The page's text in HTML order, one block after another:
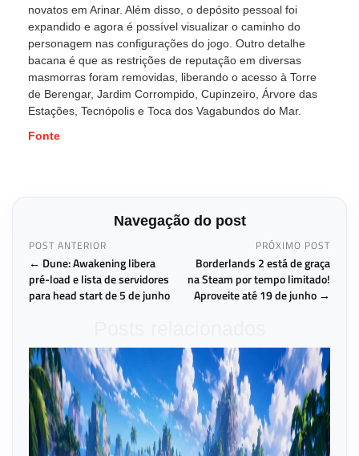
novatos em Arinar. Além disso, o depósito pessoal foi
expandido e agora é possível visualizar o caminho do
personagem nas configurações do jogo. Outro detalhe
bacana é que as restrições de reputação em diversas
masmorras foram removidas, liberando o acesso à Torre
de Berengar, Jardim Corrompido, Cupinzeiro, Árvore das
Estações, Tecnópolis e Toca dos Vagabundos do Mar.
Fonte
Navegação do post
POST ANTERIOR
← Dune: Awakening libera
pré-load e lista de servidores
para head start de 5 de junho
PRÓXIMO POST
Borderlands 2 está de graça
na Steam por tempo limitado!
Aproveite até 19 de junho →